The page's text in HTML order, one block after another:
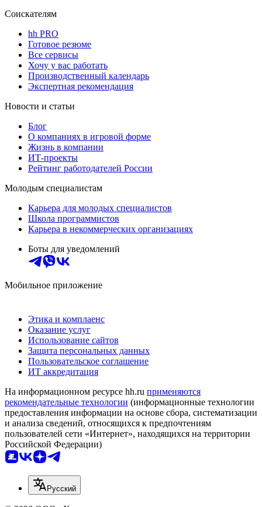
Соискателям
hh PRO
Готовое резюме
Все сервисы
Хочу у вас работать
Производственный календарь
Экспертная рекомендация
Новости и статьи
Блог
О компаниях в игровой форме
Жизнь в компании
ИТ-проекты
Рейтинг работодателей России
Молодым специалистам
Карьера для молодых специалистов
Школа программистов
Карьера в некоммерческих организациях
Боты для уведомлений
Мобильное приложение
Этика и комплаенс
Оказание услуг
Использование сайтов
Защита персональных данных
Пользовательское соглашение
ИТ аккредитация
На информационном ресурсе hh.ru применяются
рекомендательные технологии (информационные технологии
предоставления информации на основе сбора, систематизации
и анализа сведений, относящихся к предпочтениям
пользователей сети «Интернет», находящихся на территории
Российской Федерации)
Русский